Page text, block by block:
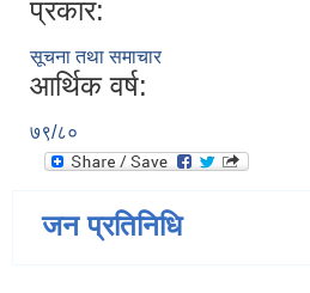
प्रकार:
सूचना तथा समाचार
आर्थिक वर्ष:
७९/८०
जन प्रतिनिधि